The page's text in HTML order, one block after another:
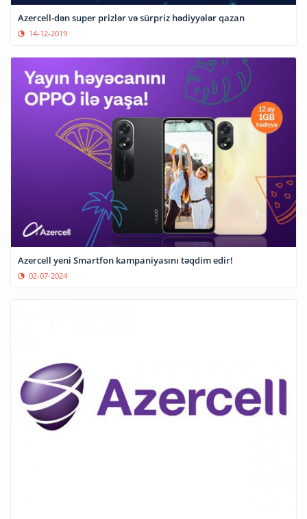
Azercell-dən super prizlər və sürpriz hədiyyələr qazan
14-12-2019
Azercell yeni Smartfon kampaniyasını təqdim edir!
02-07-2024